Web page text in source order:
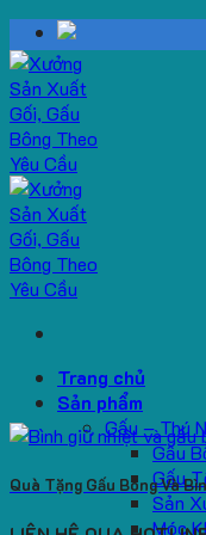
Skip
to
content
Trang chủ
Sản phẩm
Gấu – Thú
Gấu
Gấu
Sản
Móc
Quà Tặng Gấu Bông Và